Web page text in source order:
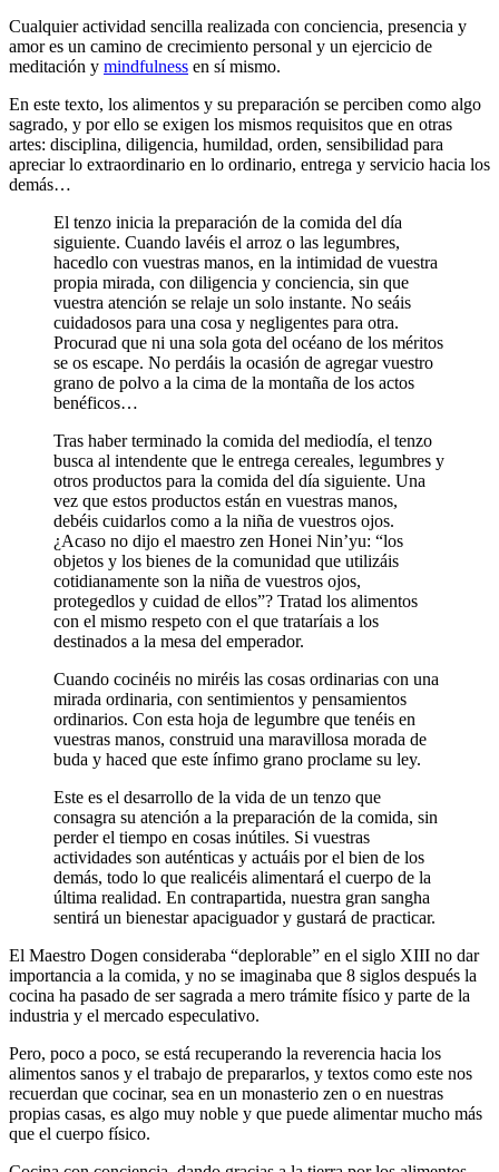
Cualquier actividad sencilla realizada con conciencia, presencia y
amor es un camino de crecimiento personal y un ejercicio de
meditación y mindfulness en sí mismo.
En este texto, los alimentos y su preparación se perciben como algo
sagrado, y por ello se exigen los mismos requisitos que en otras
artes: disciplina, diligencia, humildad, orden, sensibilidad para
apreciar lo extraordinario en lo ordinario, entrega y servicio hacia los
demás…
El tenzo inicia la preparación de la comida del día
siguiente. Cuando lavéis el arroz o las legumbres,
hacedlo con vuestras manos, en la intimidad de vuestra
propia mirada, con diligencia y conciencia, sin que
vuestra atención se relaje un solo instante. No seáis
cuidadosos para una cosa y negligentes para otra.
Procurad que ni una sola gota del océano de los méritos
se os escape. No perdáis la ocasión de agregar vuestro
grano de polvo a la cima de la montaña de los actos
benéficos…
Tras haber terminado la comida del mediodía, el tenzo
busca al intendente que le entrega cereales, legumbres y
otros productos para la comida del día siguiente. Una
vez que estos productos están en vuestras manos,
debéis cuidarlos como a la niña de vuestros ojos.
¿Acaso no dijo el maestro zen Honei Nin’yu: “los
objetos y los bienes de la comunidad que utilizáis
cotidianamente son la niña de vuestros ojos,
protegedlos y cuidad de ellos”? Tratad los alimentos
con el mismo respeto con el que trataríais a los
destinados a la mesa del emperador.
Cuando cocinéis no miréis las cosas ordinarias con una
mirada ordinaria, con sentimientos y pensamientos
ordinarios. Con esta hoja de legumbre que tenéis en
vuestras manos, construid una maravillosa morada de
buda y haced que este ínfimo grano proclame su ley.
Este es el desarrollo de la vida de un tenzo que
consagra su atención a la preparación de la comida, sin
perder el tiempo en cosas inútiles. Si vuestras
actividades son auténticas y actuáis por el bien de los
demás, todo lo que realicéis alimentará el cuerpo de la
última realidad. En contrapartida, nuestra gran sangha
sentirá un bienestar apaciguador y gustará de practicar.
El Maestro Dogen consideraba “deplorable” en el siglo XIII no dar
importancia a la comida, y no se imaginaba que 8 siglos después la
cocina ha pasado de ser sagrada a mero trámite físico y parte de la
industria y el mercado especulativo.
Pero, poco a poco, se está recuperando la reverencia hacia los
alimentos sanos y el trabajo de prepararlos, y textos como este nos
recuerdan que cocinar, sea en un monasterio zen o en nuestras
propias casas, es algo muy noble y que puede alimentar mucho más
que el cuerpo físico.